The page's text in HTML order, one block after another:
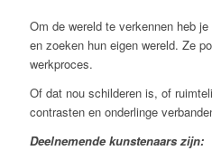
Om de wereld te verkennen heb
en zoeken hun eigen wereld. Ze
werkproces.
Of dat nou schilderen is, of
contrasten en onderlinge
Deelnemende kunstenaars zijn: